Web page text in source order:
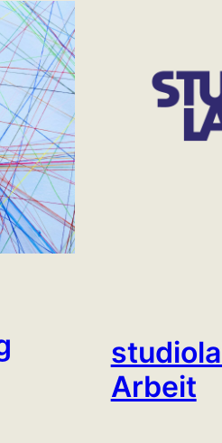
Arbeit